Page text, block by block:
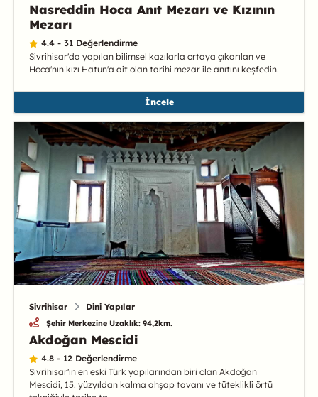
Nasreddin Hoca Anıt Mezarı ve Kızının
Mezarı
4.4 - 31 Değerlendirme
Sivrihisar'da yapılan bilimsel kazılarla ortaya çıkarılan ve
Hoca'nın kızı Hatun'a ait olan tarihi mezar ile anıtını keşfedin.
İncele
Sivrihisar Dini Yapılar
Şehir Merkezine Uzaklık: 94,2km.
Akdoğan Mescidi
4.8 - 12 Değerlendirme
Sivrihisar'ın en eski Türk yapılarından biri olan Akdoğan
Mescidi, 15. yüzyıldan kalma ahşap tavanı ve tüteklikli örtü